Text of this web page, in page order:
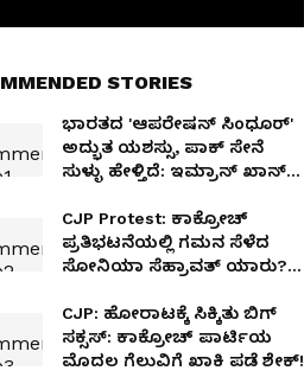
STORIES
ಭಾರತದ 'ಆಪರೇಷನ್ ಸಿಂಧೂರ್'
ಅದ್ಭುತ ಯಶಸ್ಸು, ಪಾಕ್ ಸೇನೆ
ಸುಳ್ಳು ಹೇಳ್ತಿದೆ: ಇಮ್ರಾನ್ ಖಾನ್
CJP Protest: ಕಾಕ್ರೋಚ್
ಪ್ರತಿಭಟನೆಯಲ್ಲಿ ಗಮನ ಸೆಳೆದ
ಸೋನಿಯಾ ಸೆಹ್ರಾವತ್​ ಯಾರು?
CJP: ಹೋರಾಟಕ್ಕೆ ಸಿಕ್ಕಿತು ಬಿಗ್
ಸಕ್ಸಸ್: ಕಾಕ್ರೋಚ್ ಪಾರ್ಟಿಯ
ಮೊದಲ ಗೆಲುವಿಗೆ ಖಾಕಿ ಪಡೆ ಶೇಕ್!